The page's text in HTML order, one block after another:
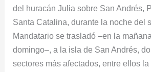
del huracán Julia sobre San Andrés,
Santa Catalina, durante la noche del
Mandatario se trasladó –en la
domingo–, a la isla de San Andrés,
sectores más afectados, entre ellos